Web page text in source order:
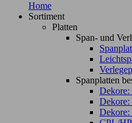
Home
Sortiment
Platten
Span- und
Spanplatten
Dekore:
Dekore: